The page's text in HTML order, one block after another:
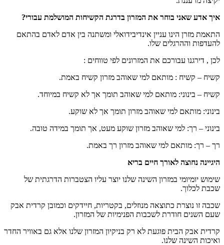
איך אדע שאני בוחר את המזרון בדרגת הקשיחות המושלמת עבורי?
התאמת מזרן הינו עניין אינדיבידואלי ומשתנה בין אדם לאדם בהתאם
להעדפות וההרגלים שלו.
לכן , דירגנו עבורכם את המזרונים לפי טווחים :
קשיח – קשיח : מותאם למי שאוהב מזרון קשיח באמת.
קשיח – בינוני: מותאם למי שאוהב תומך אך לא קשיח במיוחד.
בינוני: מותאם למי שאוהב מזרון תומך אך לא שוקע.
בינוני – רך: למי שאוהב מזרון שוקע מעט, אך תומך במידה טובה.
רך – רך: מותאם למי שאוהב מזרון רך באמת.
היגיינה נחוצה לאורך חיים בריא
שימוש יומיומי במזרון השינה שלנו יוצר עליו הצטברות הדרגתית של
שכבת לכלוך.
שכבה זו נוצרת כתוצאה מנוזלים, בקטריות, חיידקים וכמובן קרדית אבק
שעם השנים חודרת לשכבות הפנימיות של המזרון.
קרדית אבק הבית פוגעת לא רק בניקיון המזרון שלנו אלא גם באוויר החדר
ואיכות השינה שלנו.